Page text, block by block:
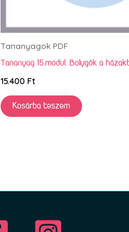
Tananyagok PDF
Tananyag 15.modul: Bolygók a
15.400 Ft
Kosárba teszem